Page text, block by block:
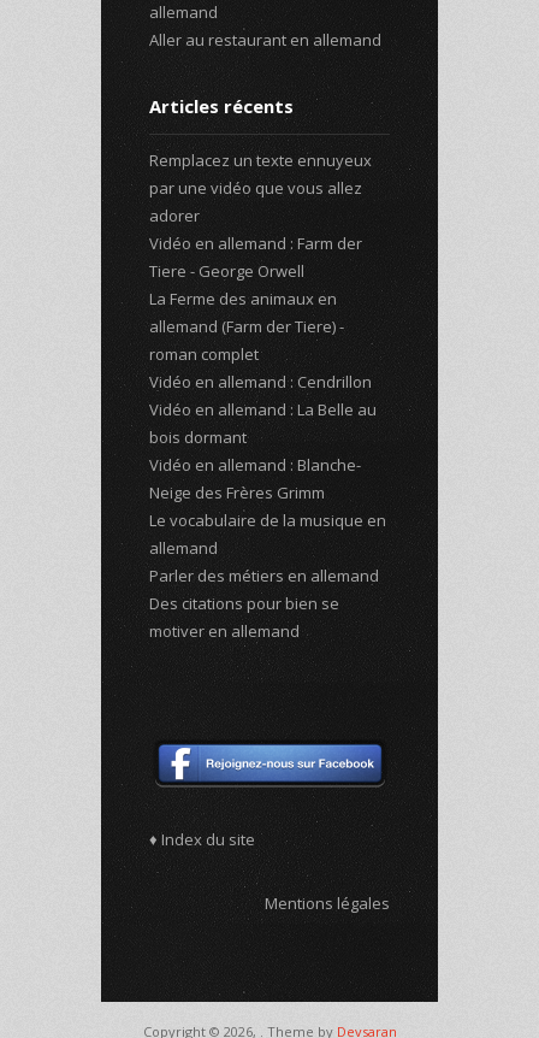
allemand
Aller au restaurant en allemand
Articles récents
Remplacez un texte ennuyeux
par une vidéo que vous allez
adorer
Vidéo en allemand : Farm der
Tiere - George Orwell
La Ferme des animaux en
allemand (Farm der Tiere) -
roman complet
Vidéo en allemand : Cendrillon
Vidéo en allemand : La Belle au
bois dormant
Vidéo en allemand : Blanche-
Neige des Frères Grimm
Le vocabulaire de la musique en
allemand
Parler des métiers en allemand
Des citations pour bien se
motiver en allemand
♦ Index du site
Mentions légales
Copyright © 2026, . Theme by Devsaran